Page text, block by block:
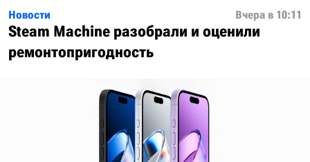
Новости Вчера в 10:11
Steam Machine разобрали и оценили
ремонтопригодность